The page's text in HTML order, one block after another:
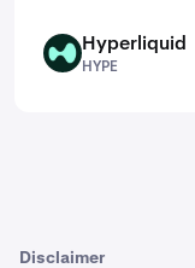
HYPE Hyperliquid
HYPE
Disclaimer